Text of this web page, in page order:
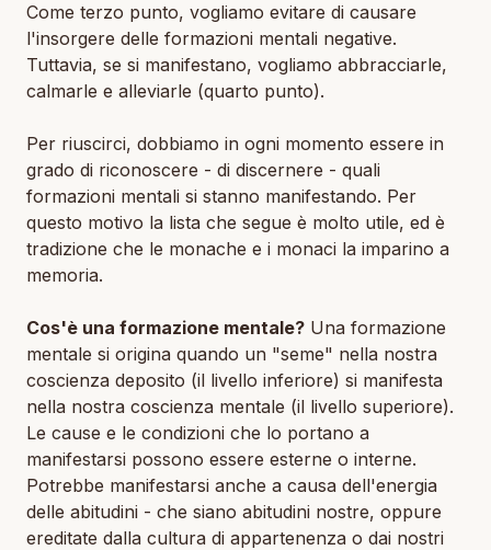
Come terzo punto, vogliamo evitare di causare
l'insorgere delle formazioni mentali negative.
Tuttavia, se si manifestano, vogliamo abbracciarle,
calmarle e alleviarle (quarto punto).
Per riuscirci, dobbiamo in ogni momento essere in
grado di riconoscere - di discernere - quali
formazioni mentali si stanno manifestando. Per
questo motivo la lista che segue è molto utile, ed è
tradizione che le monache e i monaci la imparino a
memoria.
Cos'è una formazione mentale? Una formazione
mentale si origina quando un "seme" nella nostra
coscienza deposito (il livello inferiore) si manifesta
nella nostra coscienza mentale (il livello superiore).
Le cause e le condizioni che lo portano a
manifestarsi possono essere esterne o interne.
Potrebbe manifestarsi anche a causa dell'energia
delle abitudini - che siano abitudini nostre, oppure
ereditate dalla cultura di appartenenza o dai nostri